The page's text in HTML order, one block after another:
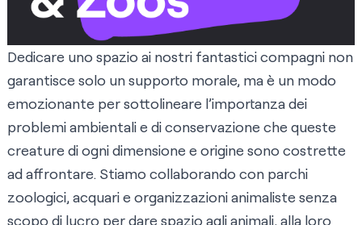
Dedicare uno spazio ai nostri fantastici compagni non
garantisce solo un supporto morale, ma è un modo
emozionante per sottolineare l’importanza dei
problemi ambientali e di conservazione che queste
creature di ogni dimensione e origine sono costrette
ad affrontare. Stiamo collaborando con parchi
zoologici, acquari e organizzazioni animaliste senza
scopo di lucro per dare spazio agli animali, alla loro